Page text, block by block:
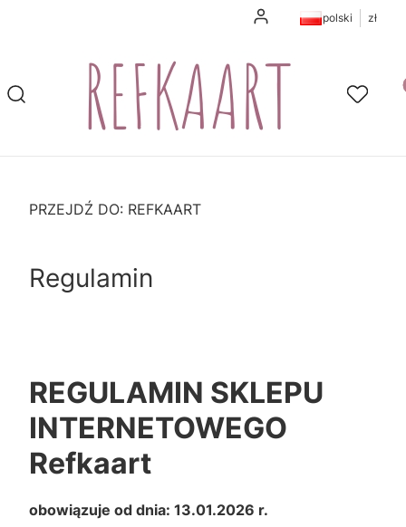
Zaloguj siępolski zł
Otwórz wyszukiwarkę
Szukaj Ulubione
PRZEJDŹ DO: REFKAART
Regulamin
REGULAMIN SKLEPU
INTERNETOWEGO
Refkaart
obowiązuje od dnia: 13.01.2026 r.